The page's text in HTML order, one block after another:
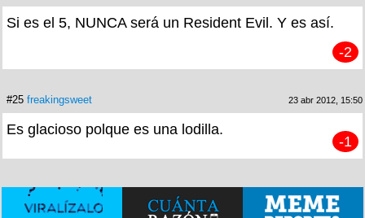
Si es el 5, NUNCA será un Resident Evil. Y es así.
-2
#25 freakingsweet 23 abr 2012, 15:50
Es glacioso polque es una lodilla.
-1